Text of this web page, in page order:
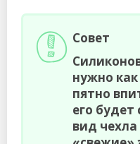
Совет
нужно
пятно
его
вид